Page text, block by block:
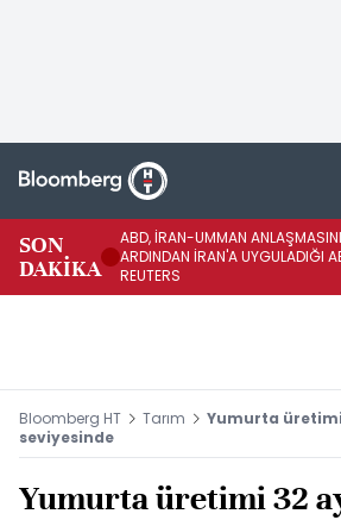
SON
DAKİKA
ABD, İRAN-UMMAN
ARDINDAN İRAN'A UYGULADIĞI
REUTERS
Bloomberg HT Tarım
Yumurta
seviyesinde
Yumurta üretimi 32